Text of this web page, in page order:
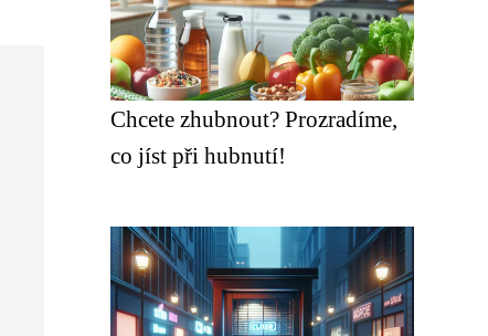
Chcete zhubnout? Prozradíme,
co jíst při hubnutí!